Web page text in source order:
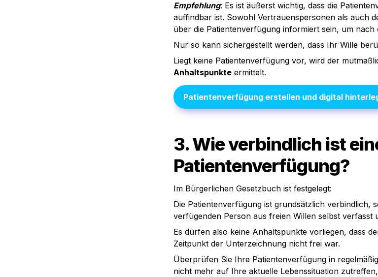
Empfehlung: Es ist äußerst wichtig, dass die
auffindbar ist. Sowohl Vertrauenspersonen als auch
über die Patientenverfügung informiert sein, um nach
Nur so kann sichergestellt werden, dass Ihr Wille
Liegt keine Patientenverfügung vor, wird der
Anhaltspunkte ermittelt.
Patientenverfügung erstellen und digital
3. Wie verbindlich ist
Patientenverfügung?
Im Bürgerlichen Gesetzbuch ist festgelegt:
Die Patientenverfügung ist grundsätzlich verbindlich,
verfügenden Person aus freien Willen selbst verfasst
Es dürfen also keine Anhaltspunkte vorliegen, dass
Zeitpunkt der Unterzeichnung nicht frei war.
Überprüfen Sie Ihre Patientenverfügung in
nicht mehr auf Ihre aktuelle Lebenssituation